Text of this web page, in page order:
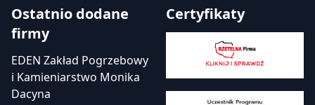
Ostatnio dodane
firmy
EDEN Zakład Pogrzebowy
i Kamieniarstwo Monika
Dacyna
Certyfikaty